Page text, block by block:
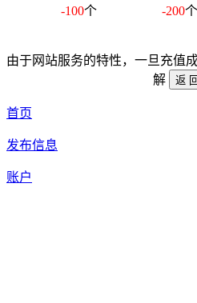
-100个 -200个
由于网站服务的特性，一旦充值
解
首页
发布信息
账户